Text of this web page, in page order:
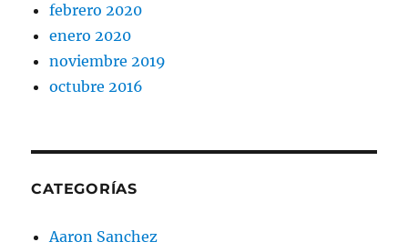
febrero 2020
enero 2020
noviembre 2019
octubre 2016
CATEGORÍAS
Aaron Sanchez